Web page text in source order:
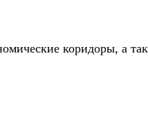
коридоры, а